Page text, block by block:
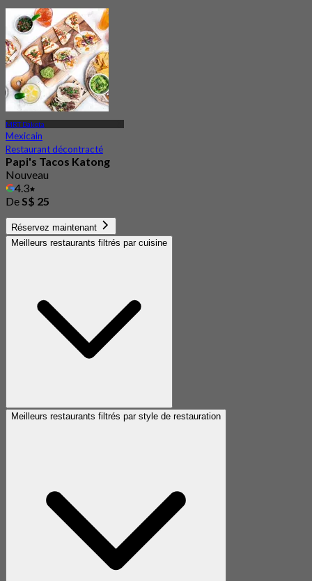
MRT Dakota
Mexicain
Restaurant décontracté
Papi's Tacos Katong
Nouveau
4.3
DeS$ 25
Réservez maintenant
Meilleurs restaurants filtrés par cuisine
Meilleurs restaurants filtrés par style de restauration